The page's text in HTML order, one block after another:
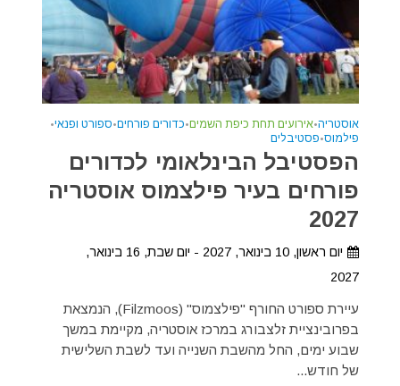
אוסטריה•אירועים תחת כיפת השמים•כדורים פורחים•ספורט ופנאי•
פילמוס•פסטיבלים
הפסטיבל הבינלאומי לכדורים
פורחים בעיר פילצמוס אוסטריה
2027
יום ראשון, 10 בינואר, 2027 - יום שבת, 16 בינואר,
2027
עיירת ספורט החורף "פילצמוס" (Filzmoos), הנמצאת
בפרובינציית זלצבורג במרכז אוסטריה, מקיימת במשך
שבוע ימים, החל מהשבת השנייה ועד לשבת השלישית
של חודש...